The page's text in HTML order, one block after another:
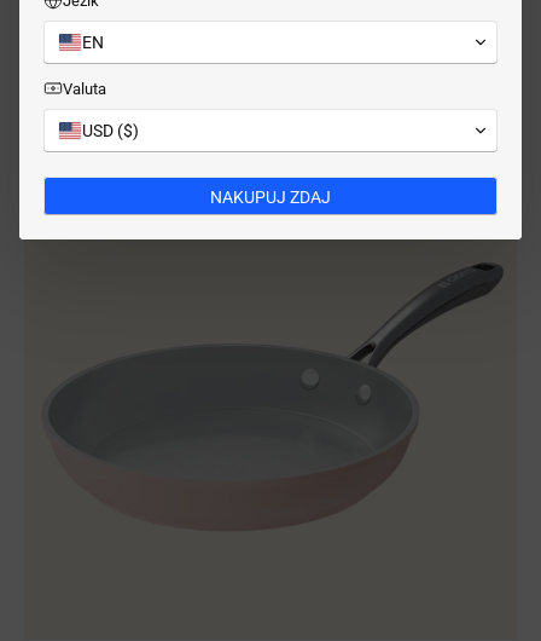
so perfluorirane fosfatne kisline (PFOA), kadmij in svinec, kar
zagotavlja varno in zdravo kuhanje. To ponev odlikuje njena
vzdržljivost – dokazano zdrži do
keramične ponve s premazom proti prijemanju, ki se običajno
obrabijo že po 2–3 letih uporabe.
EN
Valuta
USD ($)
NAKUPUJ ZDAJ